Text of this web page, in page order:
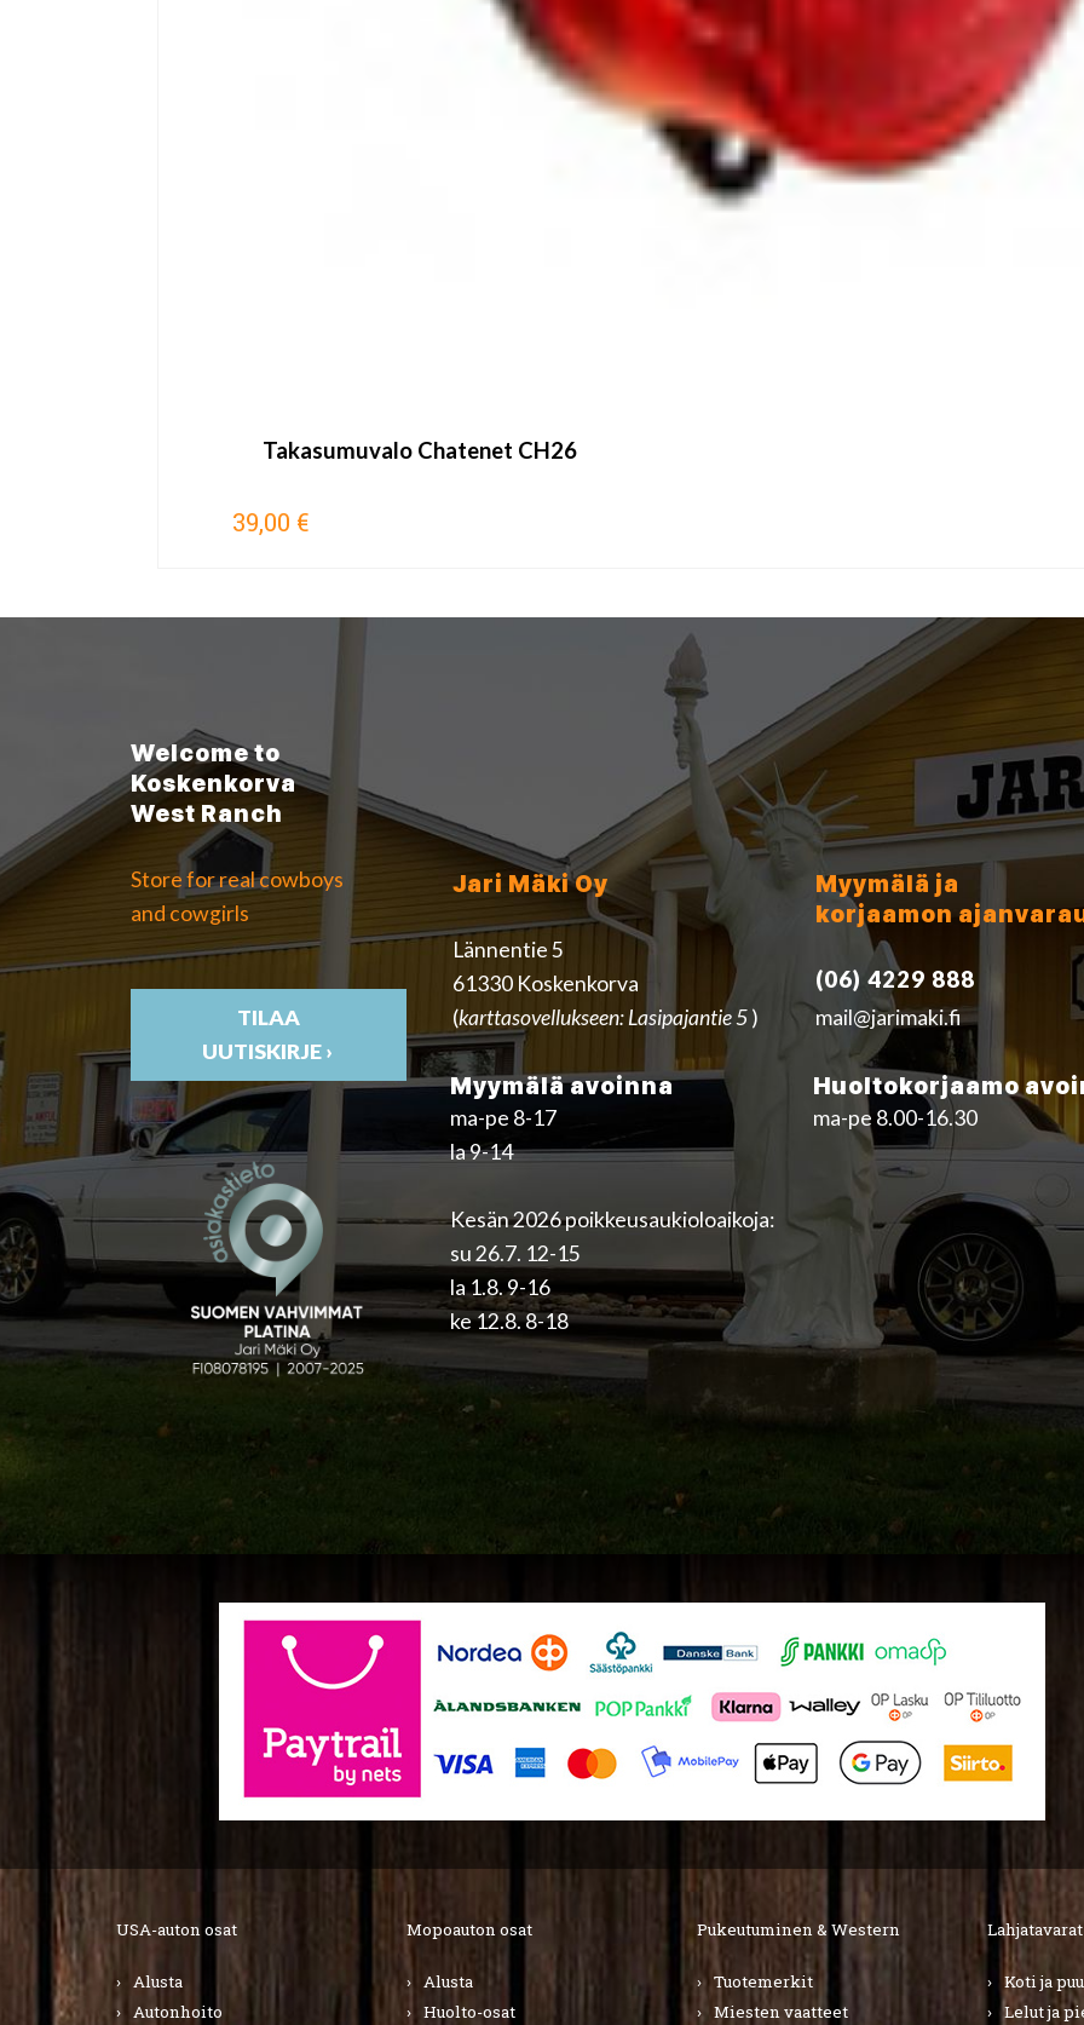
Takasumuvalo Chatenet CH26
39,00 €
Welcome to
Koskenkorva
West Ranch
Store for real cowboys
and cowgirls
TILAA
UUTISKIRJE ›
Jari Mäki Oy
Lännentie 5
61330 Koskenkorva
(karttasovellukseen: Lasipajantie 5)
Myymälä ja
korjaamon
(06) 4229 888
mail@jarimaki.fi
Myymälä avoinna
ma-pe 8-17
la 9-14
Kesän 2026 poikkeusaukioloaikoja:
su 26.7. 12-15
la 1.8. 9-16
ke 12.8. 8-18
Huoltokorjaamo
ma-pe 8.00-16.30
USA-auton osat
Alusta
Autonhoito
Mopoauton osat
Alusta
Huolto-osat
Pukeutuminen & Western
Tuotemerkit
Miesten vaatteet
Koti ja
Lelut ja